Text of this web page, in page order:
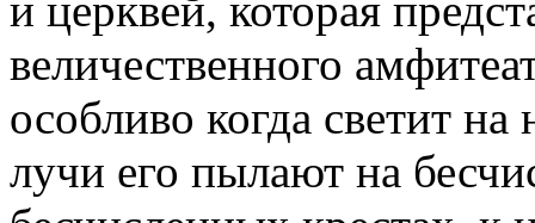
величественного
особливо когда светит на
лучи его пылают на